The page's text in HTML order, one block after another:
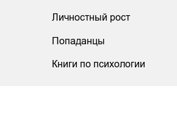
Личностный рост
Попаданцы
Книги по психологии